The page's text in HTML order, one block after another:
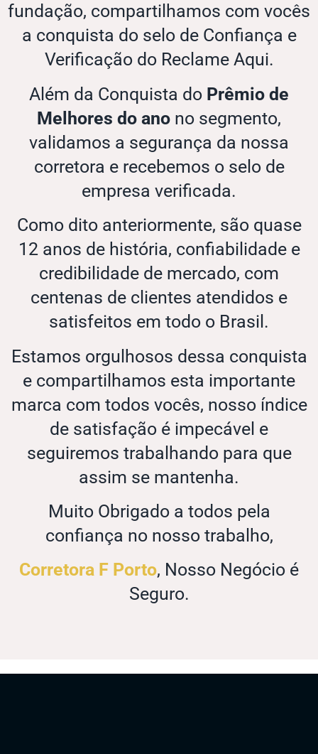
fundação, compartilhamos com vocês
a conquista do selo de Confiança e
Verificação do Reclame Aqui.
Além da Conquista do Prêmio de
Melhores do ano no segmento,
validamos a segurança da nossa
corretora e recebemos o selo de
empresa verificada.
Como dito anteriormente, são quase
12 anos de história, confiabilidade e
credibilidade de mercado, com
centenas de clientes atendidos e
satisfeitos em todo o Brasil.
Estamos orgulhosos dessa conquista
e compartilhamos esta importante
marca com todos vocês, nosso índice
de satisfação é impecável e
seguiremos trabalhando para que
assim se mantenha.
Muito Obrigado a todos pela
confiança no nosso trabalho,
Corretora F Porto, Nosso Negócio é
Seguro.